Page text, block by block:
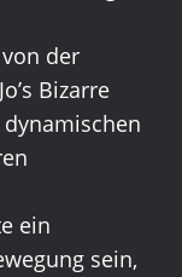
der
Bizarre
ein
sein,